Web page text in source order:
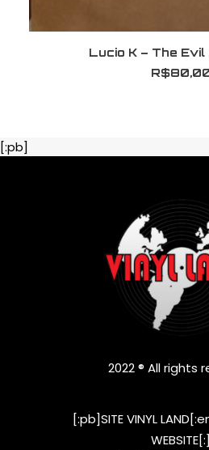
ADICIONAR AO
Lucio K ‎– The
R$
[:pb]
2022 ® All rights
[:pb]SITE VINYL
WEBSITE[:]